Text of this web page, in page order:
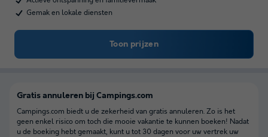
Gemak en lokale diensten
Toon prijzen
Gratis annuleren bij Campings.com
Campings.com biedt u de zekerheid van gratis annuleren. Zo is het
geen enkel risico om toch die mooie vakantie te kunnen boeken! Nadat
u de boeking hebt gemaakt, kunt u tot 30 dagen voor uw vertrek uw